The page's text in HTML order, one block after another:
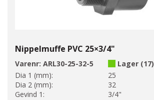
Nippelmuffe PVC 25×3/4"
Varenr: ARL30-25-32-5
Lager (17)
Dia 1 (mm):
25
Dia 2 (mm):
32
Gevind 1:
3/4"